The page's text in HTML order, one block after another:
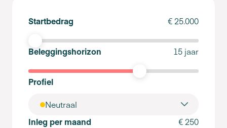
€ 25.000
Startbedrag
15 jaar
Beleggingshorizon
Profiel
Neutraal
€ 250
Inleg per maand